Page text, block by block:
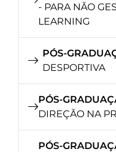
- PARA NÃO
LEARNING
PÓS-
DESPORTIVA
PÓS-
DIREÇÃO NA
PÓS-